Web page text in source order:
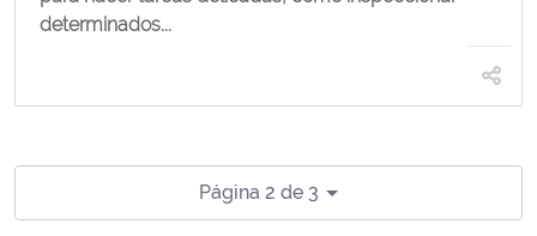
determinados...
Página 2 de 3